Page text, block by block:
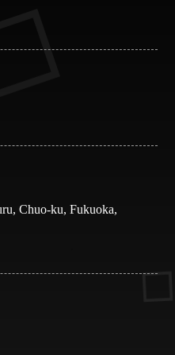
Chuo-ku, Fukuoka,